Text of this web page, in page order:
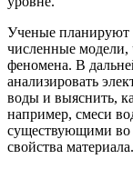
Ученые планируют
численные модели,
феномена. В
анализировать
воды и выяснить,
например, смеси
существующими во
свойства материала.